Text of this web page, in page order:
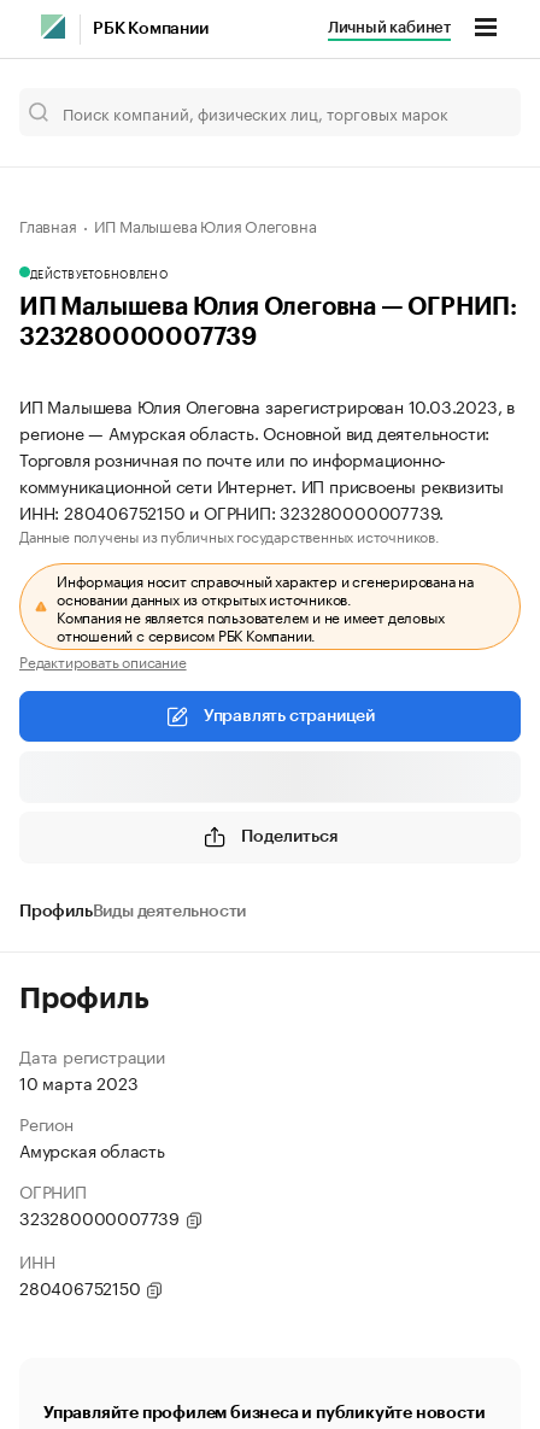
РБК Компании Личный кабинет
Главная ИП Малышева Юлия Олеговна
ДЕЙСТВУЕТОБНОВЛЕНО
ИП Малышева Юлия Олеговна — ОГРНИП:
323280000007739
ИП Малышева Юлия Олеговна зарегистрирован 10.03.2023, в
регионе — Амурская область. Основной вид деятельности:
Торговля розничная по почте или по информационно-
коммуникационной сети Интернет. ИП присвоены реквизиты
ИНН: 280406752150 и ОГРНИП: 323280000007739.
Данные получены из публичных государственных источников.
Информация носит справочный характер и сгенерирована на
основании данных из открытых источников.
Компания не является пользователем и не имеет деловых
отношений с сервисом РБК Компании.
Редактировать описание
Управлять страницей
Поделиться
ПрофильВиды деятельности
Профиль
Дата регистрации
10 марта 2023
Регион
Амурская область
ОГРНИП
323280000007739
ИНН
280406752150
Управляйте профилем бизнеса и публикуйте новости